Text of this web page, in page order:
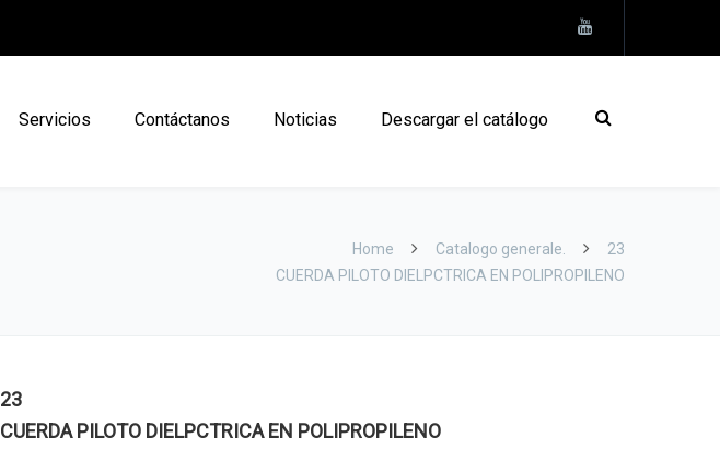
Servicios Contáctanos Noticias Descargar el catálogo
Home Catalogo generale.
23
CUERDA PILOTO DIELРCTRICA EN POLIPROPILENO
23
CUERDA PILOTO DIELРCTRICA EN POLIPROPILENO